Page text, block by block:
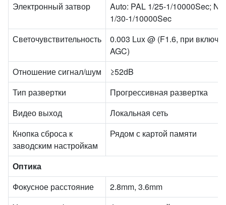
Электронный затвор
Auto: PAL 1/25-1/10000Sec;
1/30-1/10000Sec
Светочувствительность
0.003 Lux @ (F1.6, при
AGC)
Отношение сигнал/шум
≥52dB
Тип развертки
Прогрессивная развертка
Видео выход
Локальная сеть
Кнопка сброса к
заводским настройкам
Рядом с картой памяти
Оптика
Фокусное расстояние
2.8mm, 3.6mm